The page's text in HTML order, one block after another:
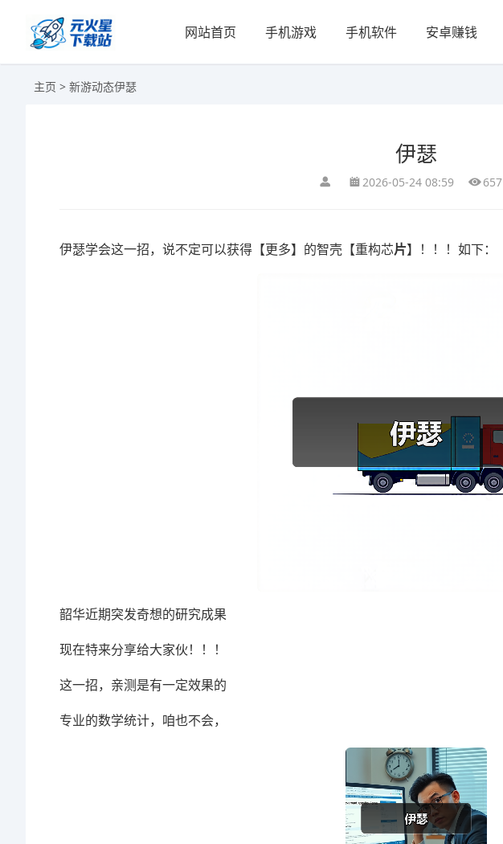
网站首页 手机游戏 手机软件 安卓赚钱
主页 > 新游动态伊瑟
伊瑟
2026-05-24 08:59 657
伊瑟学会这一招，说不定可以获得【更多】的智壳【重构芯片】！！！如下：
韶华近期突发奇想的研究成果
现在特来分享给大家伙！！！
这一招，亲测是有一定效果的
专业的数学统计，咱也不会，